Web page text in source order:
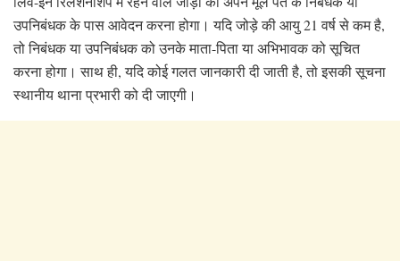
उपनिबंधक के पास आवेदन करना होगा। यदि जोड़े की आयु 21 वर्ष से कम है,
तो निबंधक या उपनिबंधक को उनके माता-पिता या अभिभावक को सूचित
करना होगा। साथ ही, यदि कोई गलत जानकारी दी जाती है, तो इसकी सूचना
स्थानीय थाना प्रभारी को दी जाएगी।